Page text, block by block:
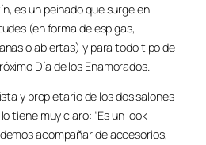
es un peinado que surge en
(en forma de espigas,
o abiertas) y para todo tipo de
Día de los Enamorados.
y propietario de los dos salones
tiene muy claro: “Es un look
acompañar de accesorios,